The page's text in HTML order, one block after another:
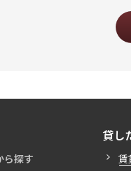
ニュース
お問い合
地図から
キーワー
新着募
お部屋
【仲介会
ら探す
貸し
賃